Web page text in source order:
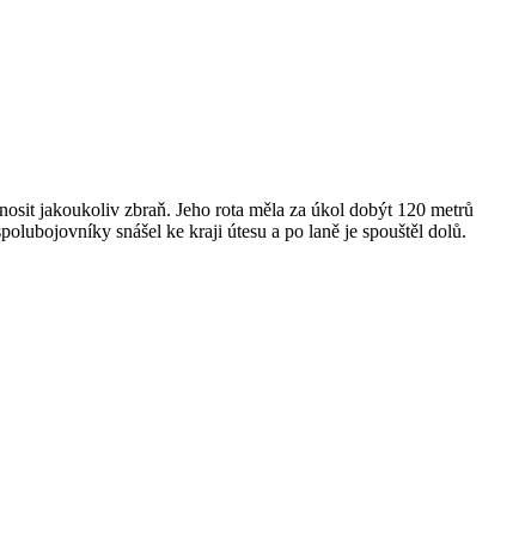
jakoukoliv zbraň. Jeho rota měla za úkol dobýt 120 metrů
snášel ke kraji útesu a po laně je spouštěl dolů.